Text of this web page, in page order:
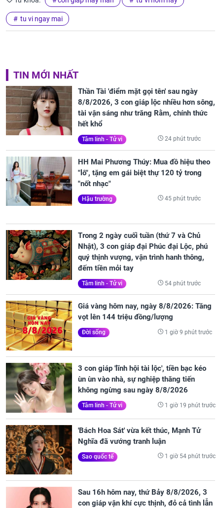
tu vi ngay mai
TIN MỚI NHẤT
Thần Tài 'điểm mặt gọi tên' sau ngày
8/8/2026, 3 con giáp lộc nhiều hơn sông,
tài vận sáng như trăng Rằm, chính thức
hết khổ
Tâm linh - Tử vi 24 phút trước
HH Mai Phương Thúy: Mua đồ hiệu theo
"lô", tặng em gái biệt thự 120 tỷ trong
"nốt nhạc"
Hậu trường 45 phút trước
Trong 2 ngày cuối tuần (thứ 7 và Chủ
Nhật), 3 con giáp đại Phúc đại Lộc, phú
quý thịnh vượng, vận trình hanh thông,
đếm tiền mỏi tay
Tâm linh - Tử vi 54 phút trước
Giá vàng hôm nay, ngày 8/8/2026: Tăng
vọt lên 144 triệu đồng/lượng
Đời sống 1 giờ 9 phút trước
3 con giáp 'lĩnh hội tài lộc', tiền bạc kéo
ùn ùn vào nhà, sự nghiệp thăng tiến
không ngừng sau ngày 8/8/2026
Tâm linh - Tử vi 1 giờ 19 phút trước
'Bách Hoa Sát' vừa kết thúc, Mạnh Tử
Nghĩa đã vướng tranh luận
Sao quốc tế 1 giờ 54 phút trước
Sau 16h hôm nay, thứ Bảy 8/8/2026, 3
con giáp vận khí cực thịnh, đỏ cả tình lẫn